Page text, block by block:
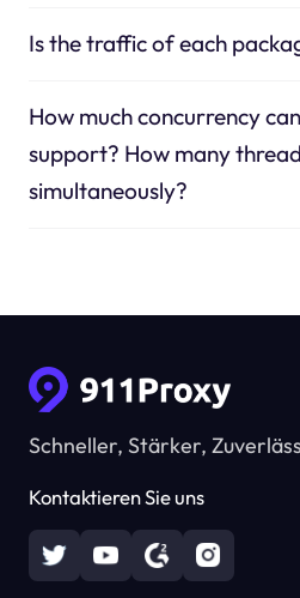
Is the traffic of each
How much concurrency
support? How many
simultaneously?
Schneller, Stärker,
Kontaktieren Sie uns